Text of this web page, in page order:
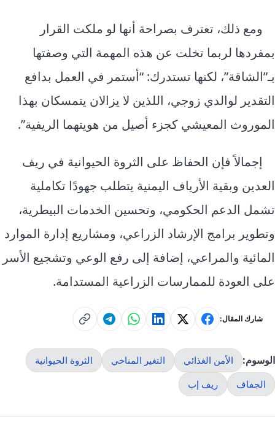
ومع ذلك، تعترف بصراحة أنها لو ملكت القرار
بمفردها لربما تخلت عن هذه المهمة التي وصفتها
بـ”الشاقة”، لكنها تستدرك: “أستمر في العمل بدافع
التقدير لوالدي زوجي، اللذين لا يزالان يتمسكان بهذا
الموروث المعيشي كجزء أصيل من هويتهما الريفية”.
إجمالاً فإن الحفاظ على الثروة الحيوانية في ريف
العدين وبقية الأرياف اليمنية يتطلب جهودًا تكاملية
تشمل الدعم الحكومي، وتحسين الخدمات البيطرية،
وتطوير برامج الإرشاد الزراعي، ومشاريع إدارة الموارد
المائية والمراعي، إضافة إلى رفع الوعي وتشجيع الأسر
على العودة للممارسات الزراعية المستدامة.
شارك المقال:
الوسوم: الأمن الغذائي التغير المناخي
الثروة الحيوانية
الجفاف
ريف إب